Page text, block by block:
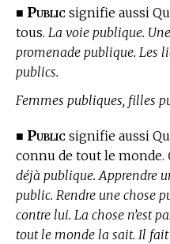
■ Public signifie aussi
tous. La voie publique.
promenade publique. Les
publics.
Femmes publiques, filles
■ Public signifie aussi
connu de tout le monde.
déjà publique. Apprendre
public. Rendre une chose
contre lui. La chose n’est
tout le monde la sait. Il